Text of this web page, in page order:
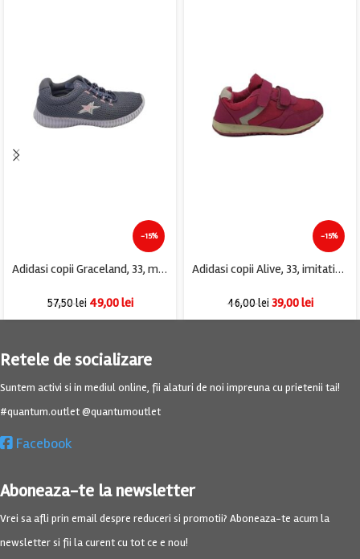
-15%
Adidasi copii Graceland, 33, material textil, mov
57,50lei 49,00lei
-15%
Adidasi copii Alive, 33, imitatie de piele, material textil, roz
46,00lei 39,00lei
Retele de socializare
Suntem activi si in mediul online, fii alaturi de noi impreuna cu prietenii tai!
#quantum.outlet @quantumoutlet
Facebook
Aboneaza-te la newsletter
Vrei sa afli prin email despre reduceri si promotii? Aboneaza-te acum la
newsletter si fii la curent cu tot ce e nou!